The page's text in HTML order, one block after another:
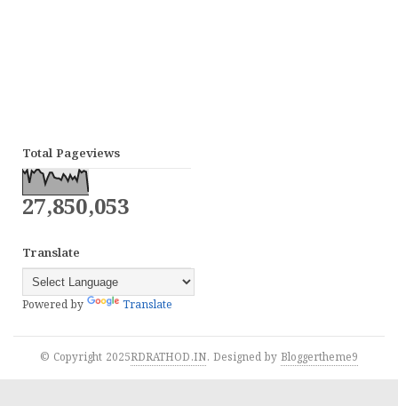
Total Pageviews
27,850,053
Translate
Powered by Translate
© Copyright 2025RDRATHOD.IN. Designed by Bloggertheme9